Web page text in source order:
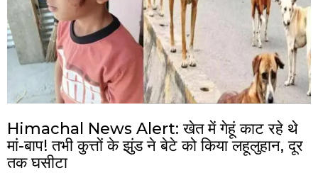
Himachal News Alert: खेत में गेहूं काट रहे थे
मां-बाप! तभी कुत्तों के झुंड ने बेटे को किया लहूलुहान, दूर
तक घसीटा